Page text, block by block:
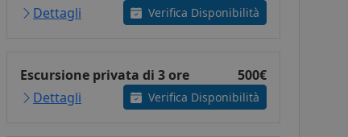
Dettagli
Verifica Disponibilità
Escursione privata di 3 ore
500€
Dettagli
Verifica Disponibilità